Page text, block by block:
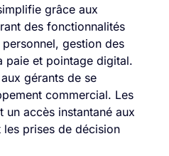
grâce aux
des fonctionnalités
gestion des
paie et pointage digital.
gérants de se
commercial. Les
accès instantané aux
prises de décision